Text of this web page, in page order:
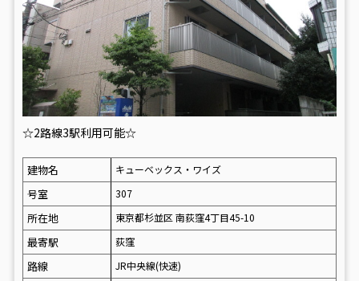
☆2路線3駅利用可能☆
建物名 キューベックス・ワイズ
号室 307
所在地 東京都杉並区 南荻窪4丁目45-10
最寄駅 荻窪
路線 JR中央線(快速)